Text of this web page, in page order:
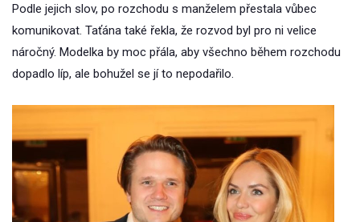
Podle jejich slov, po rozchodu s manželem přestala vůbec
komunikovat. Taťána také řekla, že rozvod byl pro ni velice
náročný. Modelka by moc přála, aby všechno během rozchodu
dopadlo líp, ale bohužel se jí to nepodařilo.